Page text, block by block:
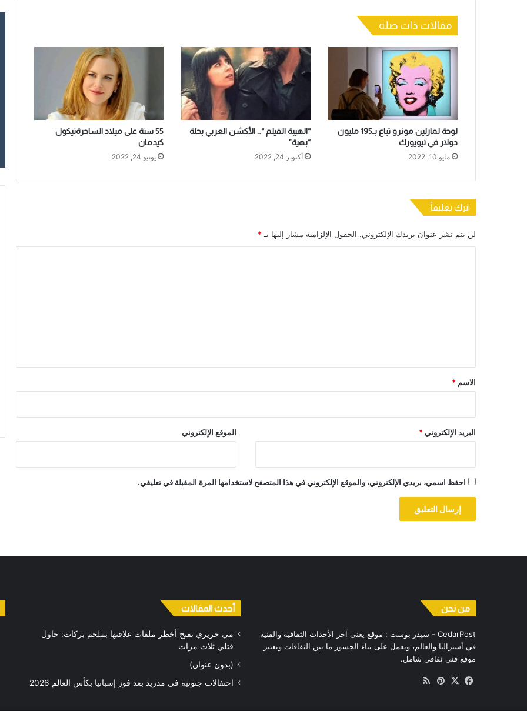
مقالات ذات صلة
لوحة لمارلين مونرو تباع بـ195 مليون
دولار في نيويورك
مايو 10, 2022
“الهيبة الفيلم “… الأكشن العربي بحلة
“بهية”
أكتوبر 24, 2022
55 سنة على ميلاد الساحرةنيكول
كيدمان
يونيو 24, 2022
اترك تعليقاً
لن يتم نشر عنوان بريدك الإلكتروني. الحقول الإلزامية مشار إليها بـ *
*
الاسم *
البريد الإلكتروني* الموقع الإلكتروني
احفظ اسمي، بريدي الإلكتروني، والموقع الإلكتروني في هذا المتصفح لاستخدامها المرة المقبلة في تعليقي.
من نحن
CedarPost - سيدر بوست : موقع يعنى آخر الأحداث الثقافية والفنية
في أستراليا والعالم، ويعمل على بناء الجسور ما بين الثقافات ويعتبر
موقع فني ثقافي شامل.
فيسبوك
‫X بينتيريست
أحدث المقالات
مي حريري تفتح أخطر ملفات علاقتها بملحم بركات: حاول
قتلي ثلاث مرات
(بدون عنوان)
احتفالات جنونية في مدريد بعد فوز إسبانيا بكأس العالم 2026